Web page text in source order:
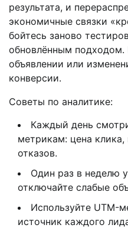
результата, и
экономичные связки
бойтесь заново
обновлённым подходом.
объявлении или
конверсии.
Советы по аналитике:
Каждый день
метрикам: цена клика,
отказов.
Один раз в неделю
отключайте слабые
Используйте UTM-
источник каждого